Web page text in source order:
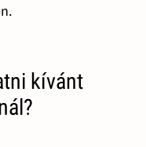
kívánt